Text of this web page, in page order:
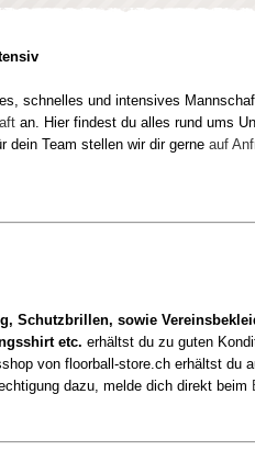
schnelles und intensives
an. Hier findest du alles rund ums
dein Team stellen wir dir gerne auf
Schutzbrillen, sowie
etc. erhältst du zu guten
von floorball-store.ch erhältst du
dazu, melde dich direkt beim